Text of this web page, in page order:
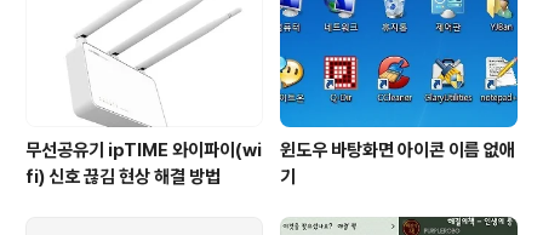
무선공유기 ipTIME 와이파이(wi
fi) 신호 끊김 현상 해결 방법
윈도우 바탕화면 아이콘 이름 없애
기